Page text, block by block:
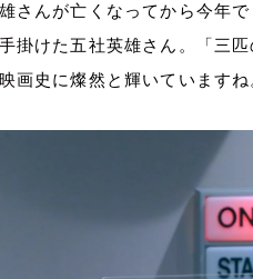
さんが亡くなってから今年
掛けた五社英雄さん。「三匹
画史に燦然と輝いていますね